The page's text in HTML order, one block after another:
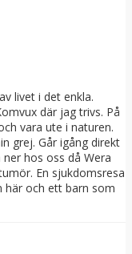
livet i det enkla.
där jag trivs. På
vara ute i naturen.
grej. Går igång direkt
hos oss då Wera
En sjukdomsresa
här och ett barn som